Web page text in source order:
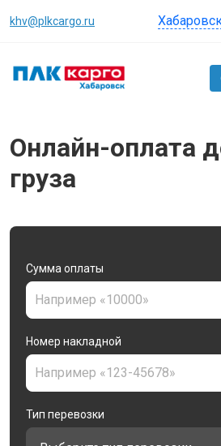
khv@plkcargo.ru
Онлайн-оплата
груза
Сумма оплаты
Номер накладной
Тип перевозки